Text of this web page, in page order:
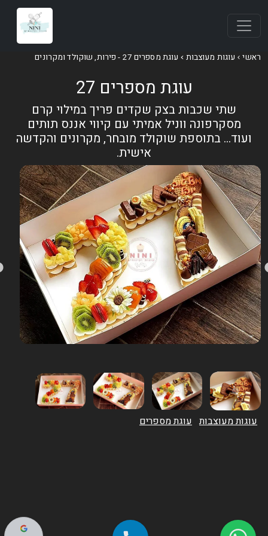
ראשי עוגות מעוצבות עוגת מספרים 27 - פירות, שוקולד ומקרונים
עוגת מספרים 27
שתי שכבות בצק שקדים פריך במילוי קרם
מסקרפונה ווניל אמיתי עם קיווי אננס תותים
ועוד... בתוספת שוקולד מובחר, מקרונים והקדשה
אישית.
עוגות מעוצבות עוגת מספרים